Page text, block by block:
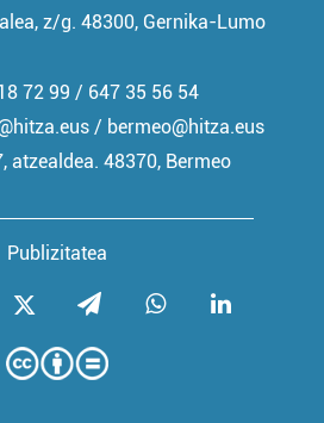
z/g. 48300, Gernika-Lumo
Publizitatea
72 99 / 647 35 56 54
/ bermeo@hitza.eus
atzealdea. 48370, Bermeo